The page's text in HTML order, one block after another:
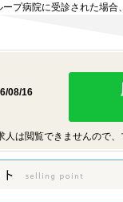
プ病院に受診された場合
08/16
は閲覧できませんので、